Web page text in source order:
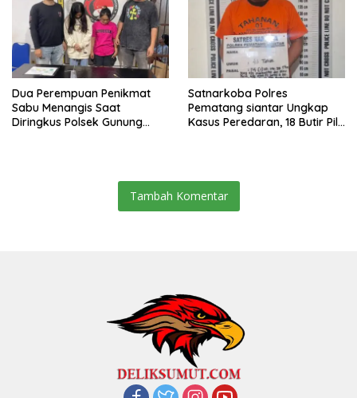
Dua Perempuan Penikmat
Sabu Menangis Saat
Diringkus Polsek Gunung
Satnarkoba Polres
Pematang siantar Ungkap
Kasus Peredaran, 18 Butir Pil
Tambah Komentar